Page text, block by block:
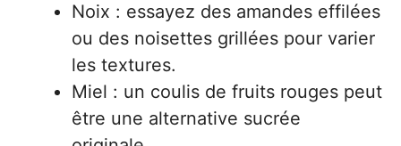
Noix : essayez des amandes effilées
ou des noisettes grillées pour varier
les textures.
Miel : un coulis de fruits rouges peut
être une alternative sucrée